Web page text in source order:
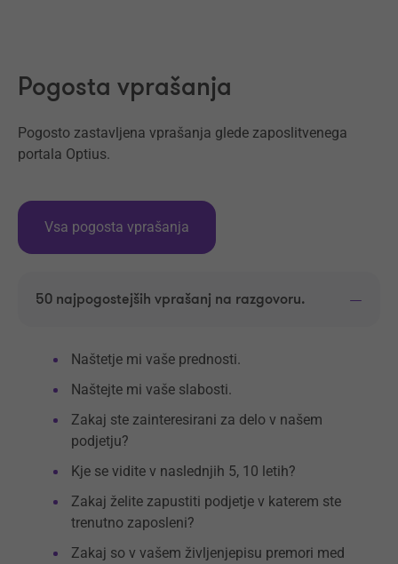
Pogosta vprašanja
Pogosto zastavljena vprašanja glede zaposlitvenega
portala Optius.
Vsa pogosta vprašanja
50 najpogostejših vprašanj na razgovoru.
Naštetje mi vaše prednosti.
Naštejte mi vaše slabosti.
Zakaj ste zainteresirani za delo v našem
podjetju?
Kje se vidite v naslednjih 5, 10 letih?
Zakaj želite zapustiti podjetje v katerem ste
trenutno zaposleni?
Zakaj so v vašem življenjepisu premori med